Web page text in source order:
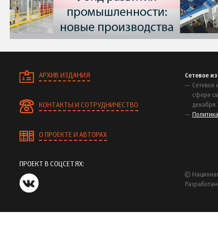
АРХИВ ИЗДАНИЯ
КОНТАКТЫ И СОТРУДНИЧЕСТВО
О ПРОЕКТЕ И АВТОРАХ
Сетевое
Сетевое
сфере
декабря
ПРОЕКТ В СОЦСЕТЯХ:
©